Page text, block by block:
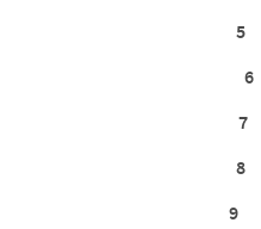
5
6
7
8
9